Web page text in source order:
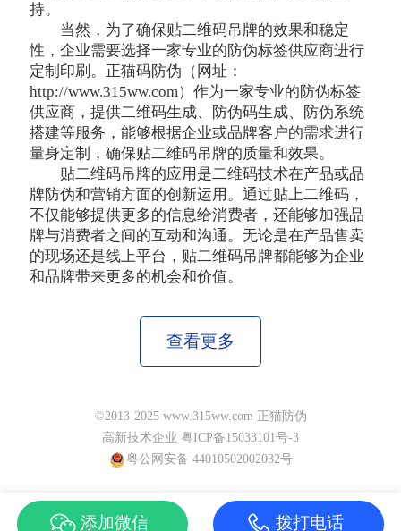
持。
当然，为了确保贴二维码吊牌的效果和稳定
性，企业需要选择一家专业的防伪标签供应商进行
定制印刷。正猫码防伪（网址：
http://www.315ww.com）作为一家专业的防伪标签
供应商，提供二维码生成、防伪码生成、防伪系统
搭建等服务，能够根据企业或品牌客户的需求进行
量身定制，确保贴二维码吊牌的质量和效果。
贴二维码吊牌的应用是二维码技术在产品或品
牌防伪和营销方面的创新运用。通过贴上二维码，
不仅能够提供更多的信息给消费者，还能够加强品
牌与消费者之间的互动和沟通。无论是在产品售卖
的现场还是线上平台，贴二维码吊牌都能够为企业
和品牌带来更多的机会和价值。
查看更多
©2013-2025 www.315ww.com 正猫防伪
高新技术企业 粤ICP备15033101号-3
粤公网安备 44010502002032号
添加微信 拨打电话